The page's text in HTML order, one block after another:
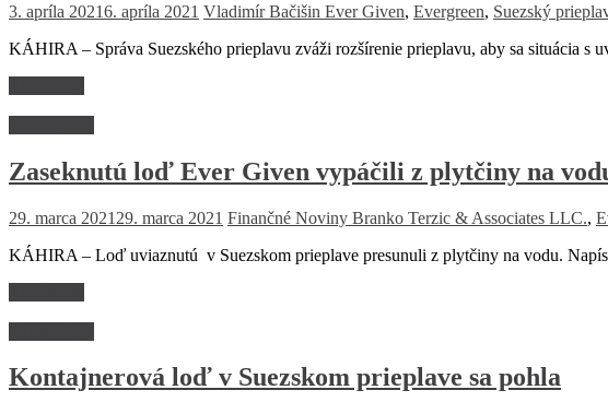
3. apríla 20216. apríla 2021 Vladimír Bačišin Ever Given, Evergreen, Suezský
KÁHIRA – Správa Suezského prieplavu zváži rozšírenie prieplavu, aby sa situácia s
Zaseknutú loď Ever Given vypáčili z plytčiny na
29. marca 2021 29. marca 2021 Finančné Noviny Branko Terzic & Associates LLC.,
KÁHIRA – Loď uviaznutú v Suezskom prieplave presunuli z plytčiny na vodu.
Kontajnerová loď v Suezskom prieplave sa pohla